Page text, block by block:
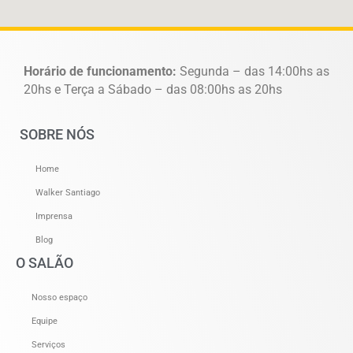
Horário de funcionamento: Segunda – das 14:00hs as
20hs e Terça a Sábado – das 08:00hs as 20hs
SOBRE NÓS
Home
Walker Santiago
Imprensa
Blog
O SALÃO
Nosso espaço
Equipe
Serviços